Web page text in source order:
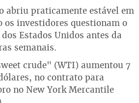
abriu praticamente estável em
os investidores questionam o
Estados Unidos antes da
semanais.
crude" (WTI) aumentou 7
no contrato para
no New York Mercantile